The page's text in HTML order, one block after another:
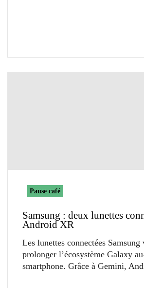
Pause café
Samsung : deux lunettes
Android XR
Les lunettes connectées Samsung
prolonger l’écosystème Galaxy
smartphone. Grâce à Gemini,